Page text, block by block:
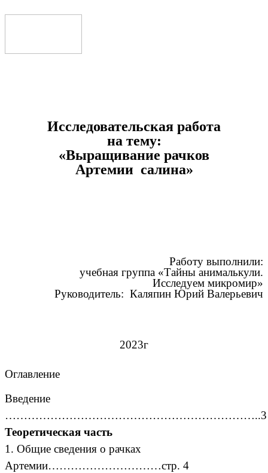
Исследовательская работа
на тему:
«Выращивание рачков
Артемии салина»
Работу выполнили:
учебная группа «Тайны анималькули.
Исследуем микромир»
Руководитель: Каляпин Юрий Валерьевич
2023г
Оглавление
Введение
…………………………………………………………..3
Теоретическая часть
1. Общие сведения о рачках
Артемии…………………………стр. 4